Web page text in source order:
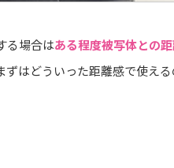
る場合はある程度被写体との
ずはどういった距離感で使える